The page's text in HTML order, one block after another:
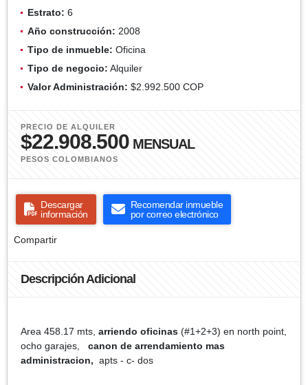
Estrato: 6
Año construcción: 2008
Tipo de inmueble: Oficina
Tipo de negocio: Alquiler
Valor Administración: $2.992.500 COP
PRECIO DE ALQUILER
$22.908.500 MENSUAL
PESOS COLOMBIANOS
Descargar
información
Recomendar inmueble
por correo electrónico
Compartir
Descripción Adicional
Area 458.17 mts, arriendo oficinas (#1+2+3) en north point,
ocho garajes, canon de arrendamiento mas
administracion, apts - c- dos